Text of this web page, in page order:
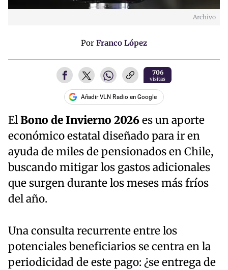
Archivo
Por Franco López
706
visitas
Añadir VLN Radio en Google
ElBono de Invierno 2026es un aporte
económico estatal diseñado para ir en
ayuda de miles de pensionados en Chile,
buscando mitigar los gastos adicionales
que surgen durante los meses más fríos
del año.
Una consulta recurrente entre los
potenciales beneficiarios se centra en la
periodicidad de este pago: ¿se entrega de